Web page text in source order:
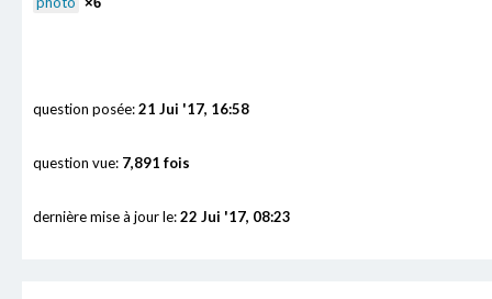
question posée:21 Jui '17, 16:58
question vue: 7,891 fois
dernière mise à jour le:22 Jui '17, 08:23